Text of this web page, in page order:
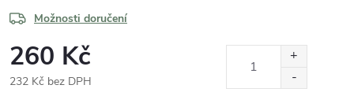
Možnosti doručení
260 Kč
232 Kč bez DPH